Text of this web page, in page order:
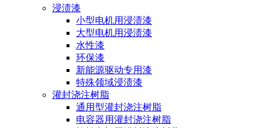
浸渍漆
小型电机用浸渍漆
大型电机用浸渍漆
水性漆
环保漆
新能源驱动专用漆
特殊领域浸渍漆
灌封浇注树脂
通用型灌封浇注树脂
电容器用灌封浇注树脂